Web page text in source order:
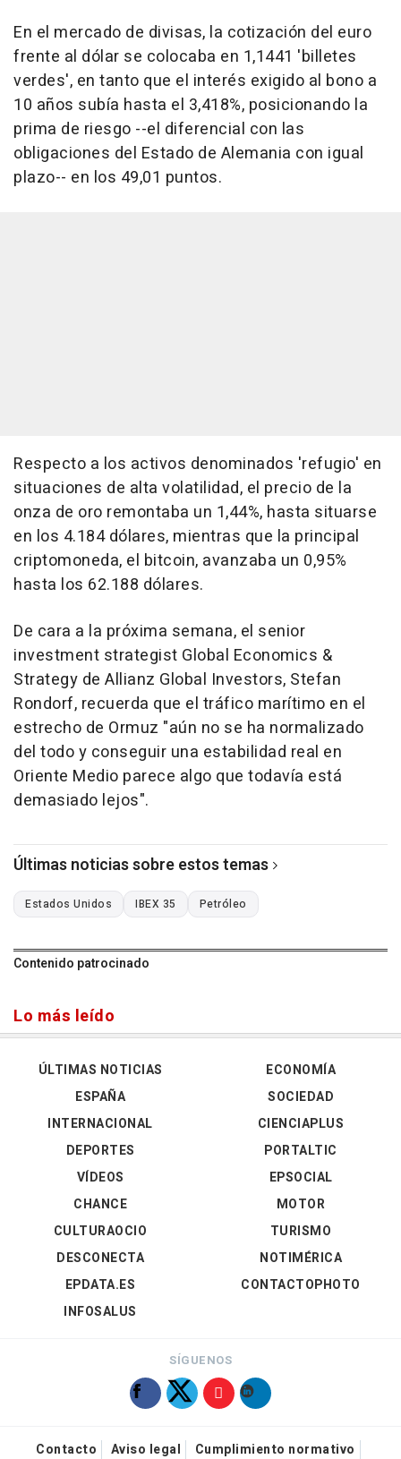
En el mercado de divisas, la cotización del euro
frente al dólar se colocaba en 1,1441 'billetes
verdes', en tanto que el interés exigido al bono a
10 años subía hasta el 3,418%, posicionando la
prima de riesgo --el diferencial con las
obligaciones del Estado de Alemania con igual
plazo-- en los 49,01 puntos.
Respecto a los activos denominados 'refugio' en
situaciones de alta volatilidad, el precio de la
onza de oro remontaba un 1,44%, hasta situarse
en los 4.184 dólares, mientras que la principal
criptomoneda, el bitcoin, avanzaba un 0,95%
hasta los 62.188 dólares.
De cara a la próxima semana, el senior
investment strategist Global Economics &
Strategy de Allianz Global Investors, Stefan
Rondorf, recuerda que el tráfico marítimo en el
estrecho de Ormuz "aún no se ha normalizado
del todo y conseguir una estabilidad real en
Oriente Medio parece algo que todavía está
demasiado lejos".
Últimas noticias sobre estos temas
Estados Unidos IBEX 35 Petróleo
Contenido patrocinado
Lo más leído
ÚLTIMAS NOTICIAS
ESPAÑA
INTERNACIONAL
DEPORTES
VÍDEOS
ECONOMÍA
SOCIEDAD
CIENCIAPLUS
PORTALTIC
EPSOCIAL
CHANCE
CULTURAOCIO
DESCONECTA
EPDATA.ES
INFOSALUS
MOTOR
TURISMO
NOTIMÉRICA
CONTACTOPHOTO
SÍGUENOS
Contacto Aviso legal Cumplimiento normativo